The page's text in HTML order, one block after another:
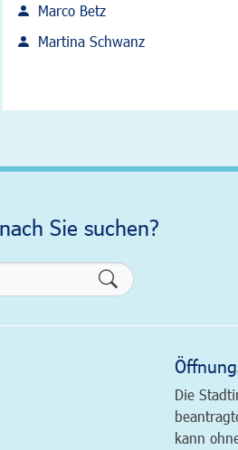
Marco Betz
Martina Schwanz
Sie suchen?
Formularschaltfläche
Die
kann